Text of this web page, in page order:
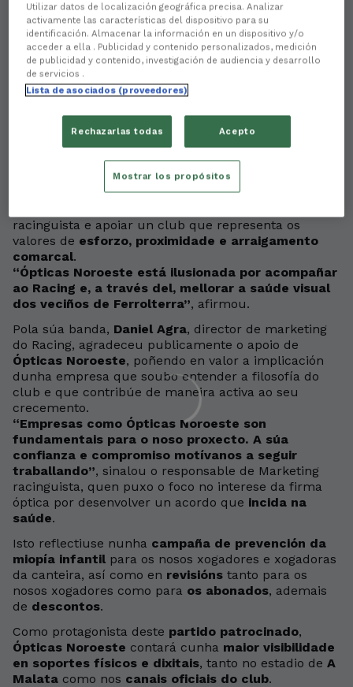
O apoio de empresas comprometidas comoÓpticas
Noroesteé unha das grandes fortalezas do
Racing
Club Ferrol. A firma, recoñecida polo seu servizo
próximo e a súa implantación en Ferrolterra, onde
conta consete centros
partido patrocinadodeste domingo (
PromesasenA Malata.
Durante a presentación deste encontro,Emma
Fernández-Portal Calaza, responsable de Marketing
Ópticas Noroeste, expresou o compromiso da
proxecto racinguista, destacando o orgullo
racinguista e apoiar un club que representa os
valores de esforzo, proximidade e arraigamento
comarcal.
“Ópticas Noroeste está ilusionada por acompañar
ao Racing e, a través del, mellorar a saúde visual
dos veciños de Ferrolterra”, afirmou.
Pola súa banda, Daniel Agra, director de marketing
do Racing, agradeceu publicamente o apoio de
Ópticas Noroeste, poñendo en valor a implicación
dunha empresa que soubo entender a filosofía do
club e que contribúe de maneira activa ao seu
crecemento.
“Empresas como Ópticas Noroeste son
fundamentais para o noso proxecto. A súa
confianza e compromiso motívanos a seguir
traballando”, sinalou o responsable de Marketing
racinguista, quen puxo o foco no interese da firma
óptica por desenvolver un acordo que incida na
saúde.
Isto reflectiuse nunha campaña de prevención da
miopía infantil para os nosos xogadores e xogadoras
da canteira, así como en revisións tanto para os
nosos xogadores como para os abonados, ademais
de descontos.
Como protagonista deste partido patrocinado,
Ópticas Noroeste contará cunha maior visibilidade
en soportes físicos e dixitais, tanto no estadio de A
Malata como nos canais oficiais do club.
Utilizar datos de localización geográfica precisa. Analizar
activamente las características del dispositivo para su
identificación. Almacenar la información en un dispositivo y/o
acceder a ella . Publicidad y contenido personalizados, medición
de publicidad y contenido, investigación de audiencia y desarrollo
de servicios .
Lista de asociados (proveedores)
Rechazarlas todas Acepto
Mostrar los propósitos